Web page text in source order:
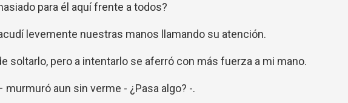
para él aquí frente a todos?
levemente nuestras manos llamando su atención.
soltarlo, pero a intentarlo se aferró con más fuerza a mi mano.
murmuró aun sin verme - ¿Pasa algo? -.